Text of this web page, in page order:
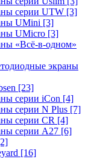
серии UTW [3]
UMini [3]
UMicro [3]
«Всё-в-одном»
экраны
[23]
серии iCon [4]
серии N Plus [7]
серии CR [4]
серии А27 [6]
[16]